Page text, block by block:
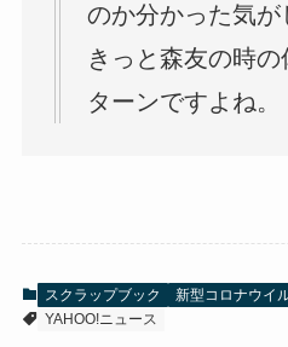
のか分かった気が
きっと森友の時
ターンですよね。
スクラップブック 新型コロナウイ
YAHOO!ニュース